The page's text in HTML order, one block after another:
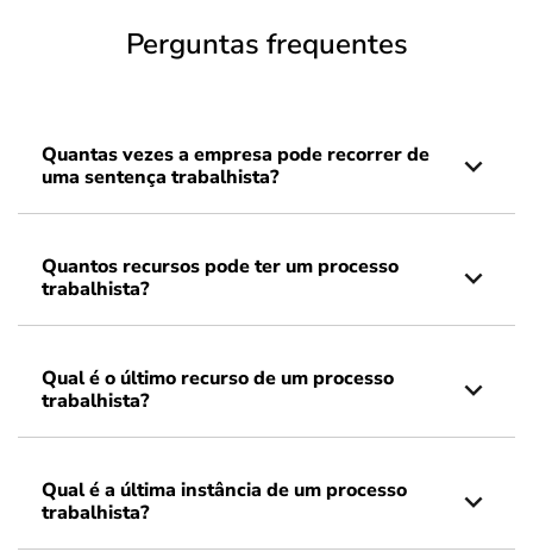
Perguntas frequentes
Quantas vezes a empresa pode recorrer de
uma sentença trabalhista?
Quantos recursos pode ter um processo
trabalhista?
Qual é o último recurso de um processo
trabalhista?
Qual é a última instância de um processo
trabalhista?